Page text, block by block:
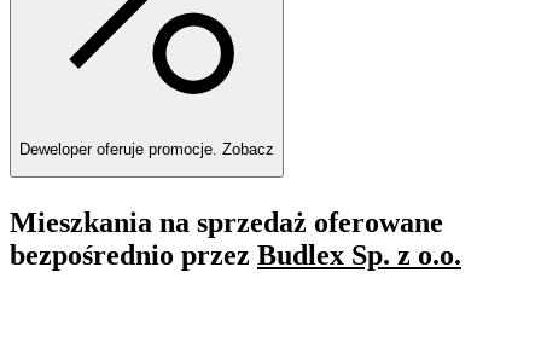
Deweloper oferuje promocje. Zobacz
Mieszkania na sprzedaż oferowane
bezpośrednio przez Budlex Sp. z o.o.